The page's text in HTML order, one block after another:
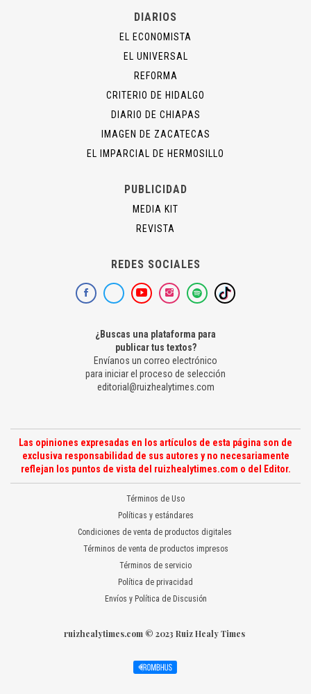
DIARIOS
EL ECONOMISTA
EL UNIVERSAL
REFORMA
CRITERIO DE HIDALGO
DIARIO DE CHIAPAS
IMAGEN DE ZACATECAS
EL IMPARCIAL DE HERMOSILLO
PUBLICIDAD
MEDIA KIT
REVISTA
REDES SOCIALES
¿Buscas una plataforma para
publicar tus textos?
Envíanos un correo electrónico
para iniciar el proceso de selección
editorial@ruizhealytimes.com
Las opiniones expresadas en los artículos de esta página son de
exclusiva responsabilidad de sus autores y no necesariamente
reflejan los puntos de vista del ruizhealytimes.com o del Editor.
Términos de Uso
Políticas y estándares
Condiciones de venta de productos digitales
Términos de venta de productos impresos
Términos de servicio
Política de privacidad
Envíos y Política de Discusión
ruizhealytimes.com © 2023 Ruiz Healy Times